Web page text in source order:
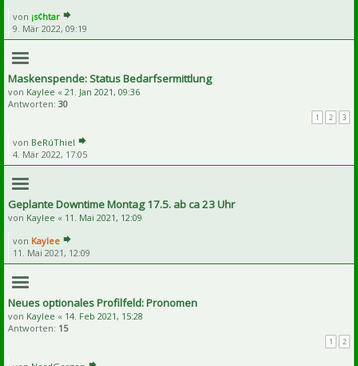
von ¡s¢htar
9. Mär 2022, 09:19
Maskenspende: Status Bedarfsermittlung
von Kaylee « 21. Jan 2021, 09:36
Antworten: 30
1 2 3
von BeRúThiel
4. Mär 2022, 17:05
Geplante Downtime Montag 17.5. ab ca 23 Uhr
von Kaylee « 11. Mai 2021, 12:09
von Kaylee
11. Mai 2021, 12:09
Neues optionales Profilfeld: Pronomen
von Kaylee « 14. Feb 2021, 15:28
Antworten: 15
1 2